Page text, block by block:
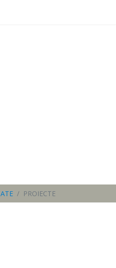
PROIECTE